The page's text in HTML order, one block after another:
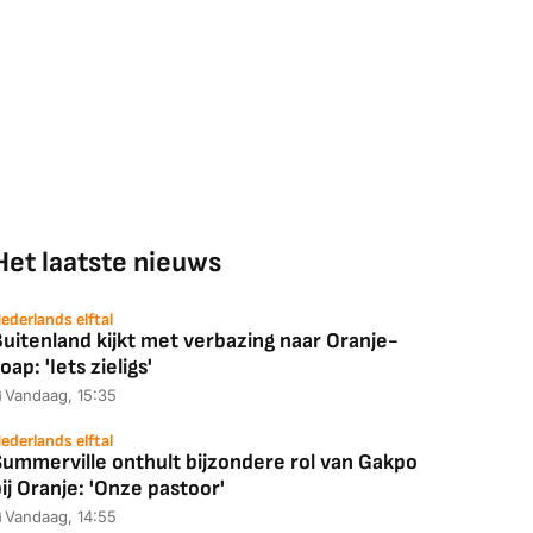
laatste nieuws
elftal
kijkt met verbazing naar Oranje-
'Iets zieligs'
Vandaag, 15:35
elftal
onthult bijzondere rol van Gakpo
Oranje: 'Onze pastoor'
Vandaag, 14:55